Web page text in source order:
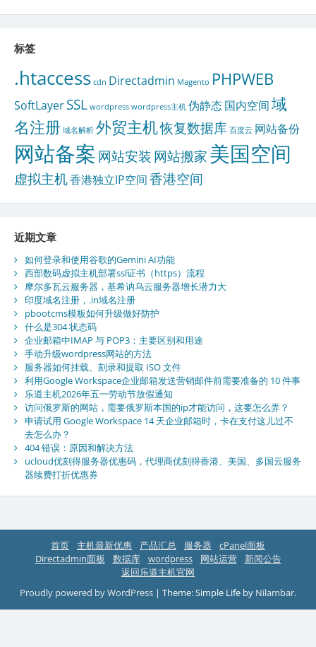
标签
.htaccess cdn Directadmin Magento PHPWEB
SoftLayerSSL wordpress wordpress主机 伪静态国内空间域
名注册 域名解析 外贸主机恢复数据库 百度云 网站备份
网站备案 网站安装网站搬家美国空间
虚拟主机香港独立IP空间香港空间
近期文章
如何登录和使用谷歌的Gemini AI功能
西部数码虚拟主机部署ssl证书（https）流程
摩尔多瓦云服务器，基希讷乌云服务器增长潜力大
印度域名注册，.in域名注册
pbootcms模板如何升级做好防护
什么是304 状态码
企业邮箱中IMAP 与 POP3：主要区别和用途
手动升级wordpress网站的方法
服务器如何挂载、刻录和提取 ISO 文件
利用Google Workspace企业邮箱发送营销邮件前需要准备的 10 件事
乐道主机2026年五一劳动节放假通知
访问俄罗斯的网站，需要俄罗斯本国的ip才能访问，这要怎么弄？
申请试用 Google Workspace 14 天企业邮箱时，卡在支付这儿过不
去怎么办？
404 错误：原因和解决方法
ucloud优刻得服务器优惠码，代理商优刻得香港、美国、多国云服务
器续费打折优惠券
首页 主机最新优惠 产品汇总 服务器
cPanel面板
Directadmin面板
数据库 wordpress 网站运营
新闻公告
返回乐道主机官网
Proudly powered by WordPress | Theme: Simple Life by Nilambar.